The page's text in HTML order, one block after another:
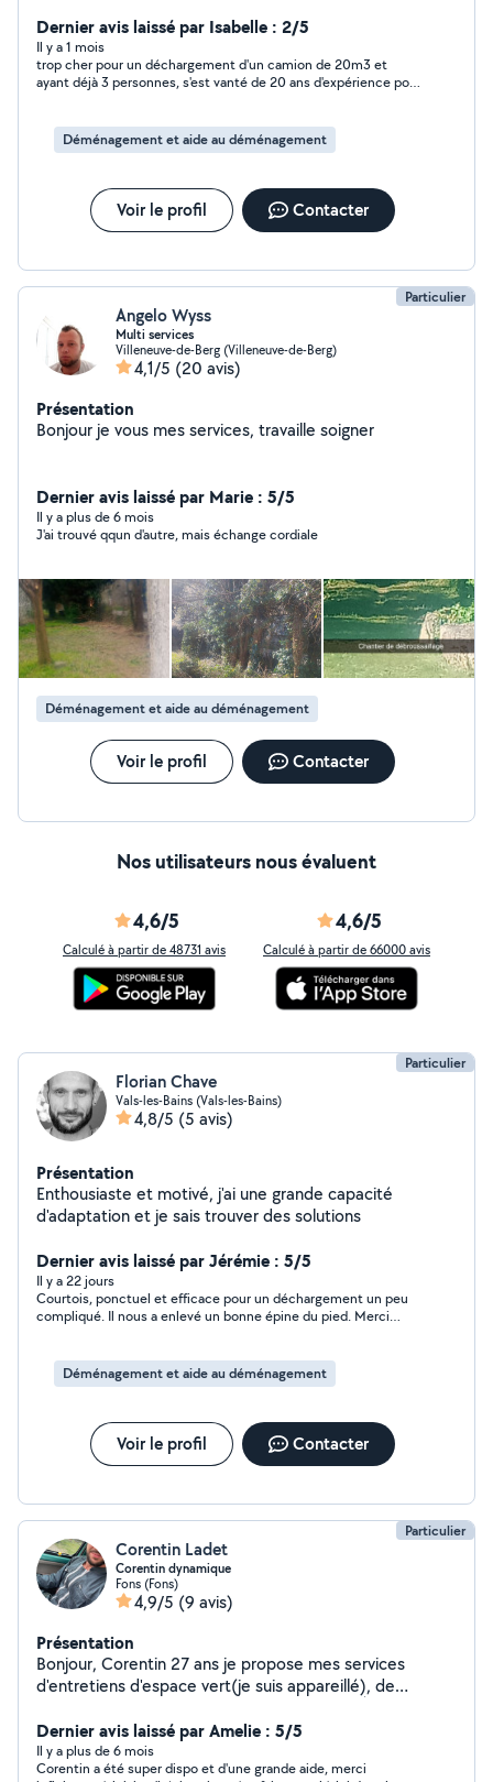
peinture, de la tapisserie, nettoyage extérieur,
préparation et entretien du jardin, sérieux et attentif à
toutes les demandes.
Dernier avis laissé par Isabelle : 2/5
Il y a 1 mois
trop cher pour un déchargement d'un camion de 20m3 et
ayant déjà 3 personnes, s'est vanté de 20 ans d'expérience pour
Déménagement et aide au déménagement
Voir le profil Contacter
Particulier
Angelo Wyss
Multi services
Villeneuve-de-Berg (Villeneuve-de-Berg)
4,1/5 (20 avis)
Présentation
Bonjour je vous mes services, travaille soigner
Dernier avis laissé par Marie : 5/5
Il y a plus de 6 mois
J'ai trouvé qqun d'autre, mais échange cordiale
Déménagement et aide au déménagement
Voir le profil Contacter
Nos utilisateurs nous évaluent
4,6/5
Calculé à partir de 48731 avis
4,6/5
Calculé à partir de 66000 avis
Particulier
Florian Chave
Vals-les-Bains (Vals-les-Bains)
4,8/5 (5 avis)
Présentation
Enthousiaste et motivé, j'ai une grande capacité
d'adaptation et je sais trouver des solutions
Dernier avis laissé par Jérémie : 5/5
Il y a 22 jours
Courtois, ponctuel et efficace pour un déchargement un peu
compliqué. Il nous a enlevé un bonne épine du pied. Merci
Déménagement et aide au déménagement
Voir le profil Contacter
Particulier
Corentin Ladet
Corentin dynamique
Fons (Fons)
4,9/5 (9 avis)
Présentation
Bonjour, Corentin 27 ans je propose mes services
d'entretiens d'espace vert(je suis appareillé), de
l'espère !
Dernier avis laissé par Amelie : 5/5
Il y a plus de 6 mois
Corentin a été super dispo et d'une grande aide, merci